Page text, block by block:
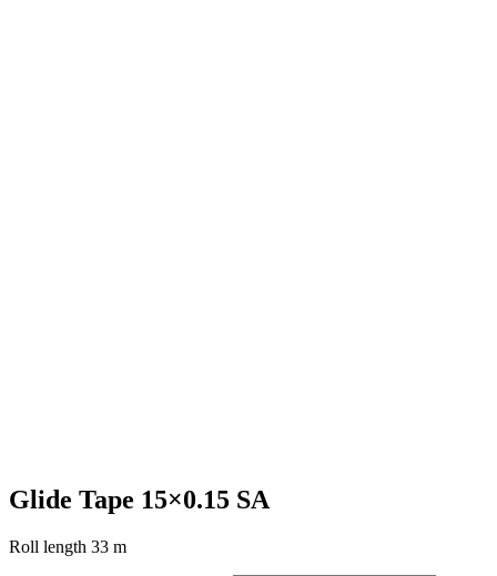
Glide Tape 15×0.15 SA
Roll length 33 m